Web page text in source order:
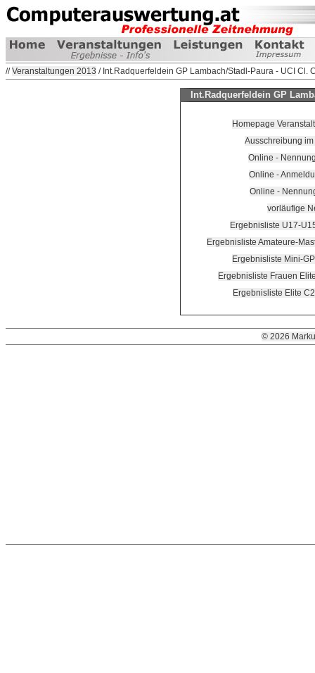
//Veranstaltungen 2013 / Int.Radquerfeldein GP Lambach/Stadl-Paura - UCI Cl.
Int.Radquerfeldein GP
Homepage
Ausschreibung im
Online -
Online -
Online -
vorläufige
Ergebnisliste U17-
Ergebnisliste Amateure-
Ergebnisliste Mini-
Ergebnisliste Frauen
Ergebnisliste Elite
© 2026